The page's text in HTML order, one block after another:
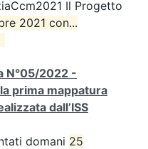
Il Progetto
2021 con...
N°05/2022 -
prima mappatura
dall’ISS
domani 25